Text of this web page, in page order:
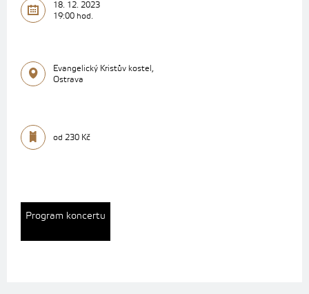
18. 12. 2023
19:00 hod.
Evangelický Kristův kostel,
Ostrava
od 230 Kč
Program koncertu